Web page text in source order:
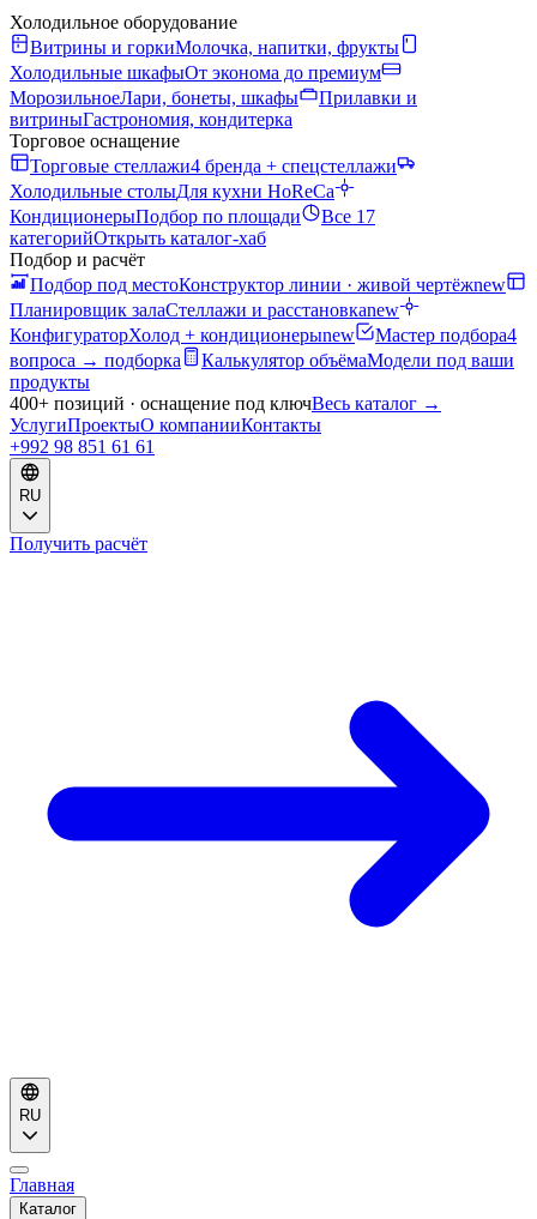
Холодильное оборудование
Витрины и горкиМолочка, напитки, фрукты
Холодильные шкафыОт эконома до премиум
МорозильноеЛари, бонеты, шкафы
Прилавки и
витриныГастрономия, кондитерка
Торговое оснащение
Торговые стеллажи4 бренда + спецстеллажи
Холодильные столыДля кухни HoReCa
КондиционерыПодбор по площади
Все 17
категорийОткрыть каталог-хаб
Подбор и расчёт
Подбор под местоКонструктор линии · живой чертёжnew
Планировщик залаСтеллажи и расстановкаnew
КонфигураторХолод + кондиционерыnew Мастер подбора4
вопроса → подборка
Калькулятор объёмаМодели под ваши
продукты
400+ позиций · оснащение под ключВесь каталог →
УслугиПроектыО компанииКонтакты
+992 98 851 61 61
RU
Получить расчёт
RU
Главная
Каталог